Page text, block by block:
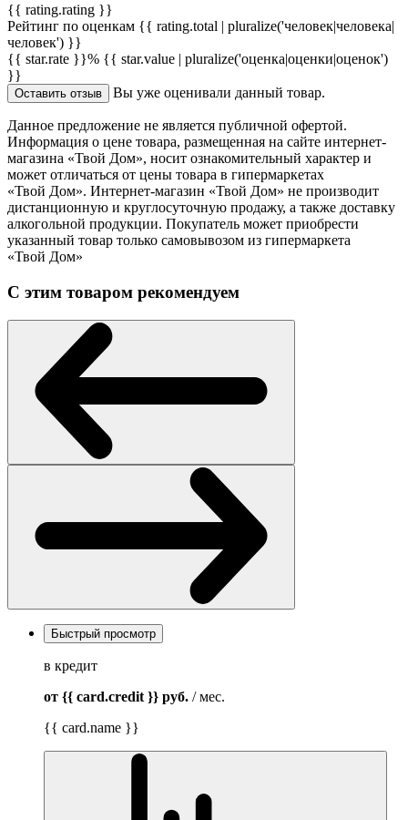
{{ rating.rating }}
Рейтинг по оценкам {{ rating.total | pluralize('человек|человека|
человек') }}
{{ star.rate }}% {{ star.value | pluralize('оценка|оценки|оценок')
}}
Оставить отзыв Вы уже оценивали данный товар.
Данное предложение не является публичной офертой.
Информация о цене товара, размещенная на сайте интернет-
магазина «Твой Дом», носит ознакомительный характер и
может отличаться от цены товара в гипермаркетах
«Твой Дом». Интернет-магазин «Твой Дом» не производит
дистанционную и круглосуточную продажу, а также доставку
алкогольной продукции. Покупатель может приобрести
указанный товар только самовывозом из гипермаркета
«Твой Дом»
С этим товаром рекомендуем
Быстрый просмотр
в кредит
от {{ card.credit }} руб. / мес.
{{ card.name }}